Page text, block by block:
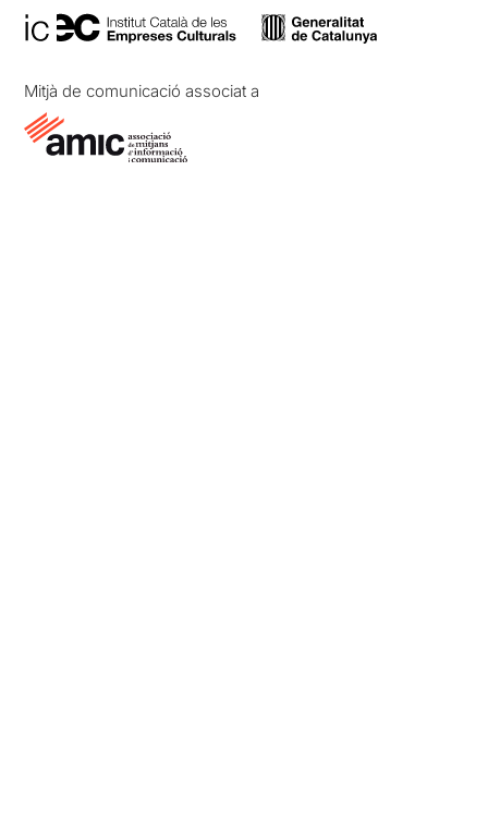
Mitjà de comunicació associat a